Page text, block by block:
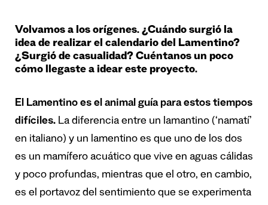
Volvamos a los orígenes. ¿Cuándo surgió la
idea de realizar el calendario del Lamentino?
¿Surgió de casualidad? Cuéntanos un poco
cómo llegaste a idear este proyecto.
El Lamentino es el animal guía para estos tiempos
difíciles. La diferencia entre un lamantino (‘namatí’
en italiano) y un lamentino es que uno de los dos
es un mamífero acuático que vive en aguas cálidas
y poco profundas, mientras que el otro, en cambio,
es el portavoz del sentimiento que se experimenta